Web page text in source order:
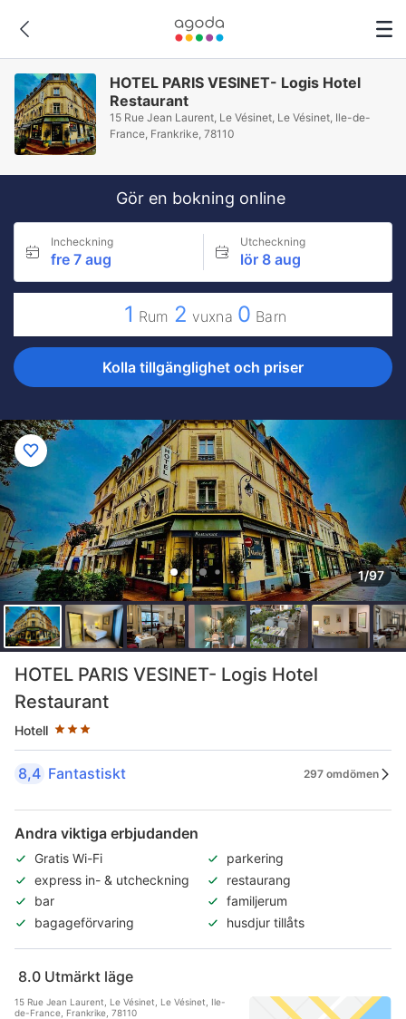
HOTEL PARIS VESINET- Logis Hotel
Restaurant
15 Rue Jean Laurent, Le Vésinet, Le Vésinet, Ile-de-
France, Frankrike, 78110
Gör en bokning online
Incheckning
fre 7 aug
Utcheckning
lör 8 aug
1 Rum 2 vuxna 0 Barn
Kolla tillgänglighet och priser
1/97
HOTEL PARIS VESINET- Logis Hotel
Restaurant
Hotell
Stjärnklassificering: 3 stjärnor
8,4 Fantastiskt 297 omdömen
Andra viktiga erbjudanden
Gratis Wi-Fi
parkering
express in- & utcheckning
restaurang
bar
familjerum
bagageförvaring
husdjur tillåts
8.0 Utmärkt läge
15 Rue Jean Laurent, Le Vésinet, Le Vésinet, Ile-
de-France, Frankrike, 78110